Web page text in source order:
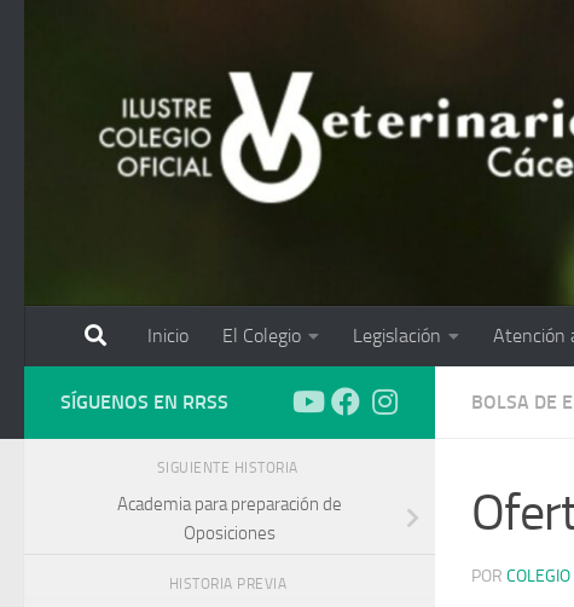
Inicio El Colegio Legislación Atención
BOLSA DE
POR
SÍGUENOS EN RRSS
SIGUIENTE HISTORIA
Academia para preparación de
Oposiciones
HISTORIA PREVIA